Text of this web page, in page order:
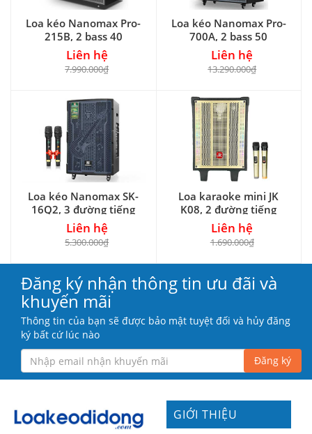
Loa kéo Nanomax Pro-
215B, 2 bass 40
Liên hệ
7.990.000₫
Loa kéo Nanomax Pro-
700A, 2 bass 50
Liên hệ
13.290.000₫
Loa kéo Nanomax SK-
16Q2, 3 đường tiếng
Liên hệ
5.300.000₫
Loa karaoke mini JK
K08, 2 đường tiếng
Liên hệ
1.690.000₫
Đăng ký nhận thông tin ưu đãi và
khuyến mãi
Thông tin của bạn sẽ được bảo mật tuyệt đối và hủy đăng
ký bất cứ lúc nào
Đăng ký
GIỚI THIỆU